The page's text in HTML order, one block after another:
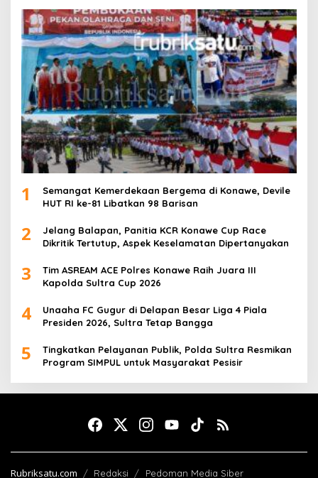
1
Semangat Kemerdekaan Bergema di Konawe, Devile
HUT RI ke-81 Libatkan 98 Barisan
2
Jelang Balapan, Panitia KCR Konawe Cup Race
Dikritik Tertutup, Aspek Keselamatan Dipertanyakan
3
Tim ASREAM ACE Polres Konawe Raih Juara III
Kapolda Sultra Cup 2026
4
Unaaha FC Gugur di Delapan Besar Liga 4 Piala
Presiden 2026, Sultra Tetap Bangga
5
Tingkatkan Pelayanan Publik, Polda Sultra Resmikan
Program SIMPUL untuk Masyarakat Pesisir
Rubriksatu.com Redaksi Pedoman Media Siber